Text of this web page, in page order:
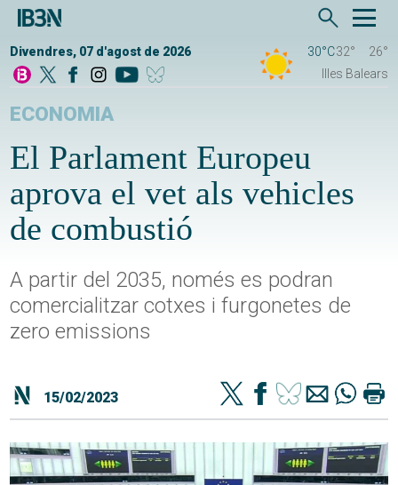
Divendres, 07 d'agost de 2026 30°C32°
26°
Illes Balears
ECONOMIA
El Parlament Europeu
aprova el vet als vehicles
de combustió
A partir del 2035, només es podran
comercialitzar cotxes i furgonetes de
zero emissions
15/02/2023